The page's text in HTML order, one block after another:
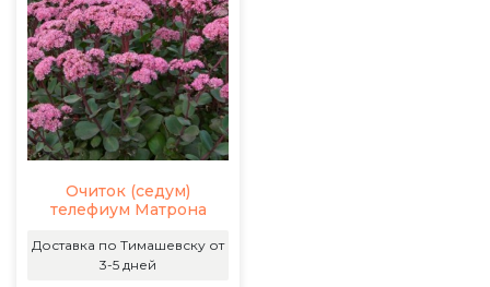
Очиток (седум)
телефиум Матрона
Доставка по Тимашевску от
3-5 дней